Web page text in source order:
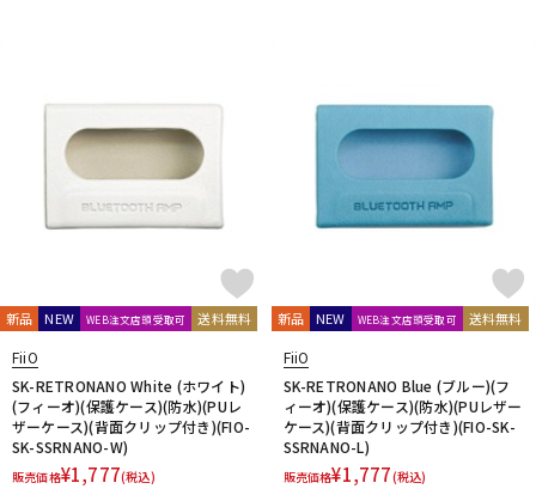
Wunder Audio
Xvive YAXI Zahl
ZAOR
ZOOM
ZYLIA
明工社
DrAlienSmith
cmf by NOTHING
新品 NEW WEB注文店頭受取可 送料無料
FiiO
SK-RETRONANO White (ホワイト)
(フィーオ)(保護ケース)(防水)(PUレ
ザーケース)(背面クリップ付き)(FIO-
SK-SSRNANO-W)
販売価格¥1,777(税込)
新品 NEW WEB注文店頭受取可 送料無料
FiiO
SK-RETRONANO Blue (ブルー)(フ
ィーオ)(保護ケース)(防水)(PUレザー
ケース)(背面クリップ付き)(FIO-SK-
SSRNANO-L)
販売価格¥1,777(税込)